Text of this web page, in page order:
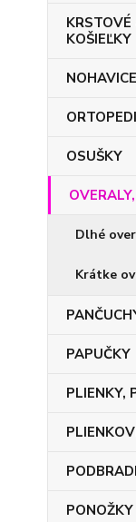
KOŠIEĽKY
NOHAVICE
OSUŠKY
Dlhé
Krátke
PAPUČKY
PLIENKY,
PONOŽKY